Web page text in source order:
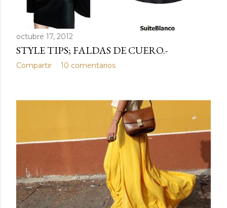
octubre 17, 2012
STYLE TIPS; FALDAS DE CUERO.-
Compartir 10 comentarios